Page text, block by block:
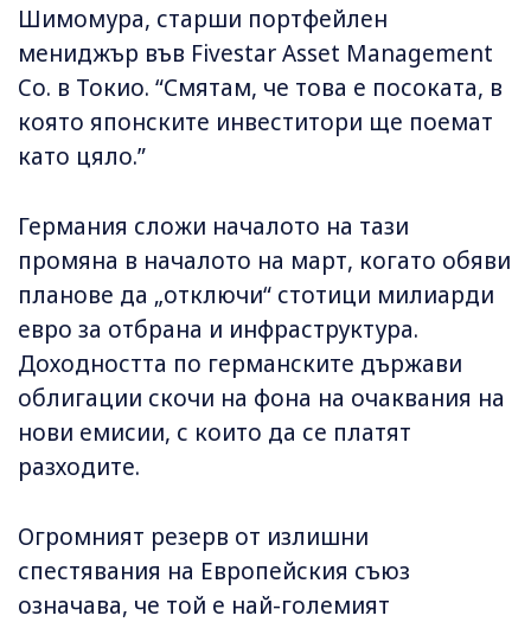
Шимомура, старши портфейлен
мениджър във Fivestar Asset Management
Co. в Токио. “Смятам, че това е посоката, в
която японските инвеститори ще поемат
като цяло.”
Германия сложи началото на тази
промяна в началото на март, когато обяви
планове да „отключи“ стотици милиарди
евро за отбрана и инфраструктура.
Доходността по германските държави
облигации скочи на фона на очаквания на
нови емисии, с които да се платят
разходите.
Огромният резерв от излишни
спестявания на Европейския съюз
означава, че той е най-големият